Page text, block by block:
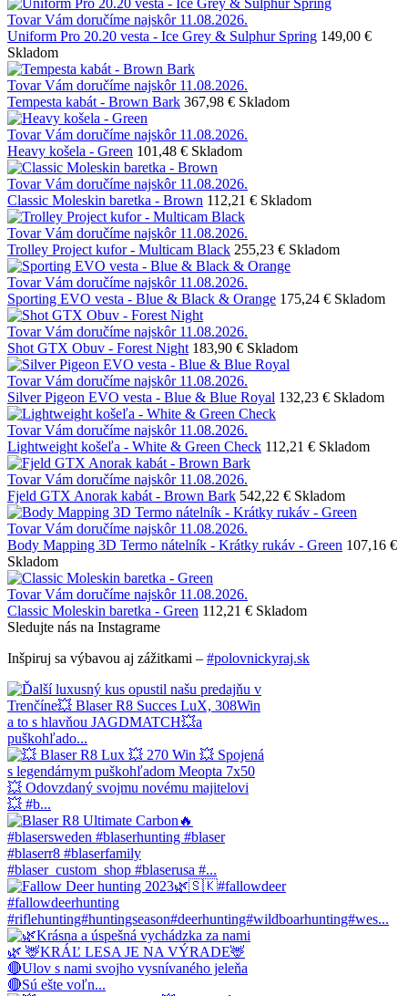
Tovar Vám doručíme najskôr 11.08.2026.
Uniform Pro 20.20 vesta - Ice Grey & Sulphur Spring 149,00 €
Skladom
Tovar Vám doručíme najskôr 11.08.2026.
Tempesta kabát - Brown Bark 367,98 € Skladom
Tovar Vám doručíme najskôr 11.08.2026.
Heavy košela - Green 101,48 € Skladom
Tovar Vám doručíme najskôr 11.08.2026.
Classic Moleskin baretka - Brown 112,21 € Skladom
Tovar Vám doručíme najskôr 11.08.2026.
Trolley Project kufor - Multicam Black 255,23 € Skladom
Tovar Vám doručíme najskôr 11.08.2026.
Sporting EVO vesta - Blue & Black & Orange 175,24 € Skladom
Tovar Vám doručíme najskôr 11.08.2026.
Shot GTX Obuv - Forest Night 183,90 € Skladom
Tovar Vám doručíme najskôr 11.08.2026.
Silver Pigeon EVO vesta - Blue & Blue Royal 132,23 € Skladom
Tovar Vám doručíme najskôr 11.08.2026.
Lightweight košeľa - White & Green Check 112,21 € Skladom
Tovar Vám doručíme najskôr 11.08.2026.
Fjeld GTX Anorak kabát - Brown Bark 542,22 € Skladom
Tovar Vám doručíme najskôr 11.08.2026.
Body Mapping 3D Termo nátelník - Krátky rukáv - Green 107,16 €
Skladom
Tovar Vám doručíme najskôr 11.08.2026.
Classic Moleskin baretka - Green 112,21 € Skladom
Sledujte nás na Instagrame
Inšpiruj sa výbavou aj zážitkami – #polovnickyraj.sk